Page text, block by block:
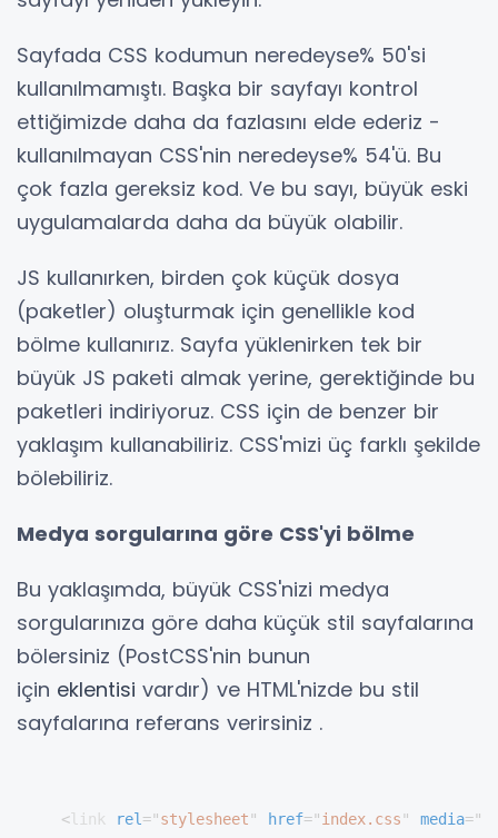
Sayfada CSS kodumun neredeyse% 50'si
kullanılmamıştı. Başka bir sayfayı kontrol
ettiğimizde daha da fazlasını elde ederiz -
kullanılmayan CSS'nin neredeyse% 54'ü. Bu
çok fazla gereksiz kod. Ve bu sayı, büyük eski
uygulamalarda daha da büyük olabilir.
JS kullanırken, birden çok küçük dosya
(paketler) oluşturmak için genellikle kod
bölme kullanırız. Sayfa yüklenirken tek bir
büyük JS paketi almak yerine, gerektiğinde bu
paketleri indiriyoruz. CSS için de benzer bir
yaklaşım kullanabiliriz. CSS'mizi üç farklı şekilde
bölebiliriz.
Medya sorgularına göre CSS'yi bölme
Bu yaklaşımda, büyük CSS'nizi medya
sorgularınıza göre daha küçük stil sayfalarına
bölersiniz (PostCSS'nin bunun
için eklentisi vardır) ve HTML'nizde bu stil
sayfalarına referans verirsiniz .
<link rel ="stylesheet" href="index.css" media="